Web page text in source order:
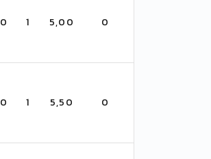
0 1 5,00 0
0 1 5,50 0